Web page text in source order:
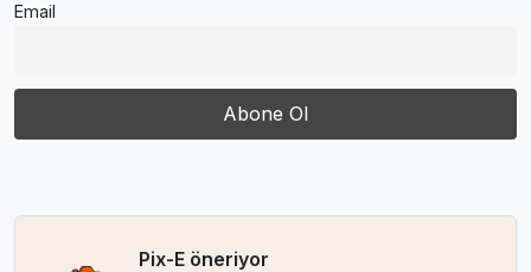
Email
Pix-E öneriyor